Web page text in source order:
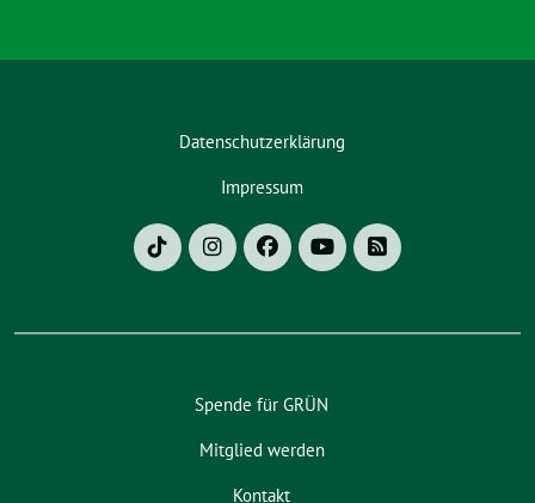
Datenschutzerklärung
Impressum
Spende für GRÜN
Mitglied werden
Kontakt